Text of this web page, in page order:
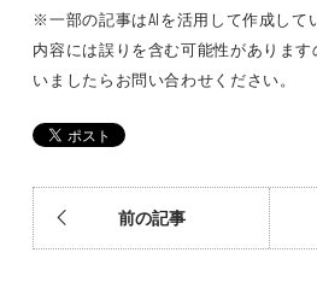
※一部の記事はAIを活用して作成して
内容には誤りを含む可能性がありま
いましたらお問い合わせください。
前の記事